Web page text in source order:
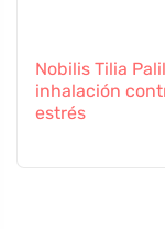
Nobilis Tilia
inhalación
estrés